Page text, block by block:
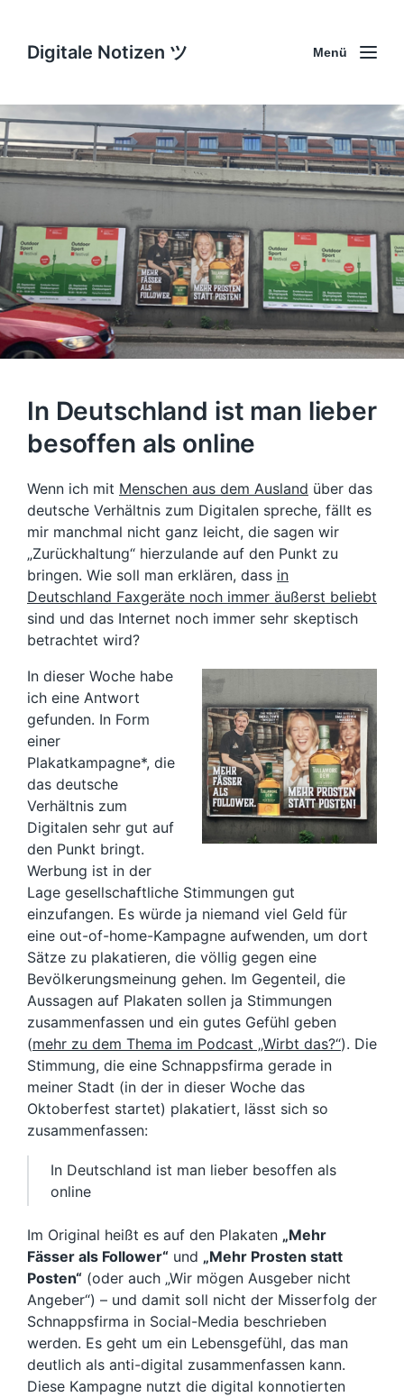
Digitale Notizen ツ Menü
In Deutschland ist man lieber
besoffen als online
Wenn ich mit Menschen aus dem Ausland über das
deutsche Verhältnis zum Digitalen spreche, fällt es
mir manchmal nicht ganz leicht, die sagen wir
„Zurückhaltung“ hierzulande auf den Punkt zu
bringen. Wie soll man erklären, dass in
Deutschland Faxgeräte noch immer äußerst beliebt
sind und das Internet noch immer sehr skeptisch
betrachtet wird?
In dieser Woche habe
ich eine Antwort
gefunden. In Form
einer
Plakatkampagne*, die
das deutsche
Verhältnis zum
Digitalen sehr gut auf
den Punkt bringt.
Werbung ist in der
Lage gesellschaftliche Stimmungen gut
einzufangen. Es würde ja niemand viel Geld für
eine out-of-home-Kampagne aufwenden, um dort
Sätze zu plakatieren, die völlig gegen eine
Bevölkerungsmeinung gehen. Im Gegenteil, die
Aussagen auf Plakaten sollen ja Stimmungen
zusammenfassen und ein gutes Gefühl geben
(mehr zu dem Thema im Podcast „Wirbt das?“). Die
Stimmung, die eine Schnappsfirma gerade in
meiner Stadt (in der in dieser Woche das
Oktoberfest startet) plakatiert, lässt sich so
zusammenfassen:
In Deutschland ist man lieber besoffen als
online
Im Original heißt es auf den Plakaten „Mehr
Fässer als Follower“ und „Mehr Prosten statt
Posten“ (oder auch „Wir mögen Ausgeber nicht
Angeber“) – und damit soll nicht der Misserfolg der
Schnappsfirma in Social-Media beschrieben
werden. Es geht um ein Lebensgefühl, das man
deutlich als anti-digital zusammenfassen kann.
Diese Kampagne nutzt die digital konnotierten